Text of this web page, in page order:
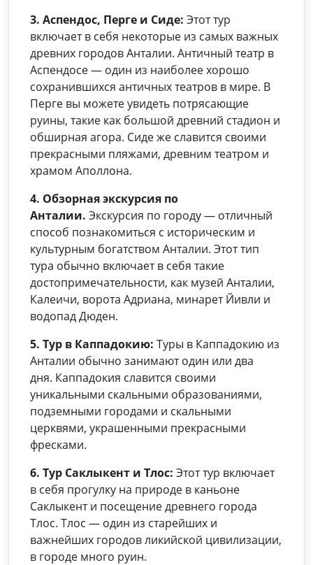
3. Аспендос, Перге и Сиде: Этот тур
включает в себя некоторые из самых важных
древних городов Анталии. Античный театр в
Аспендосе — один из наиболее хорошо
сохранившихся античных театров в мире. В
Перге вы можете увидеть потрясающие
руины, такие как большой древний стадион и
обширная агора. Сиде же славится своими
прекрасными пляжами, древним театром и
храмом Аполлона.
4. Обзорная экскурсия по
Анталии. Экскурсия по городу — отличный
способ познакомиться с историческим и
культурным богатством Анталии. Этот тип
тура обычно включает в себя такие
достопримечательности, как музей Анталии,
Калеичи, ворота Адриана, минарет Йивли и
водопад Дюден.
5. Тур в Каппадокию: Туры в Каппадокию из
Анталии обычно занимают один или два
дня. Каппадокия славится своими
уникальными скальными образованиями,
подземными городами и скальными
церквями, украшенными прекрасными
фресками.
6. Тур Саклыкент и Тлос: Этот тур включает
в себя прогулку на природе в каньоне
Саклыкент и посещение древнего города
Тлос. Тлос — один из старейших и
важнейших городов ликийской цивилизации,
в городе много руин.